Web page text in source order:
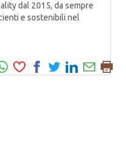
dal 2015, da sempre
e sostenibili nel